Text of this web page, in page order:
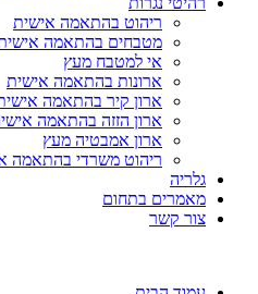
ריהוט בהתאמה אישית
מטבחים בהתאמה
אי למטבח מעץ
ארונות בהתאמה אישית
ארון קיר בהתאמה
ארון הזזה בהתאמה
ארון אמבטיה מעץ
ריהוט משרדי בהתאמה
גלריה
מאמרים בתחום
צור קשר